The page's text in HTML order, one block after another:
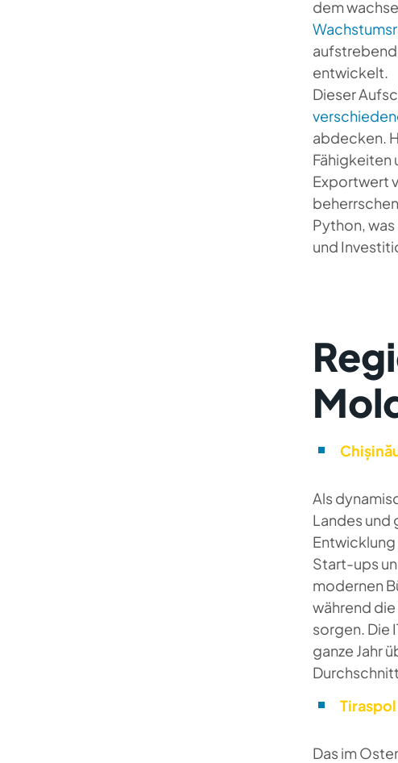
dem
entwickelt.
Dieser
abdecken.
Fähigkeiten
Exportwert
Python,
und
Als
Landes und
Start-ups
modernen
während
sorgen. Die
ganze Jahr
Tiraspol
Das im